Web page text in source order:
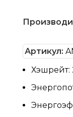
Артикул:
Хэшрейт: